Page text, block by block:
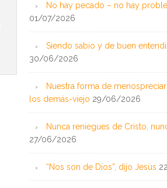
No hay pecado – no hay
01/07/2026
Siendo sabio y de buen
30/06/2026
Nuestra forma de
los demás-viejo 29/06/2026
Nunca reniegues de Cristo,
27/06/2026
“Nos son de Dios”, dijo Jesús